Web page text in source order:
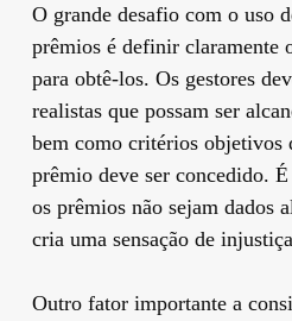
O grande desafio com o uso
prêmios é definir claramente
para obtê-los. Os gestores
realistas que possam ser
bem como critérios objetivos
prêmio deve ser concedido.
os prêmios não sejam dados
cria uma sensação de
Outro fator importante a